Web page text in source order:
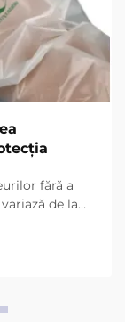
fără a
de la